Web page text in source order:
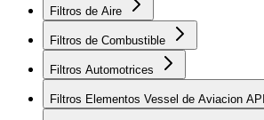
Filtros de Aire
Filtros de Combustible
Filtros Automotrices
Filtros Elementos Vessel de Aviacion API